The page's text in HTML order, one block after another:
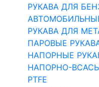
РУКАВА ДЛЯ
РУКАВА ДЛЯ
ПАРОВЫЕ
НАПОРНЫЕ
НАПОРНО-
PTFE